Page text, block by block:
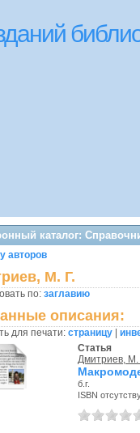
каталог:
авторов
М. Г.
по: заглавию
описания:
для печати: страницу
Статья
Дмитриев, М.
б.г.
ISBN